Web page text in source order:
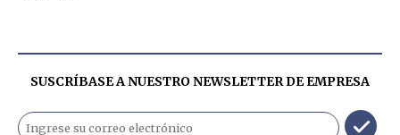
SUSCRÍBASE A NUESTRO NEWSLETTER DEEMPRESA